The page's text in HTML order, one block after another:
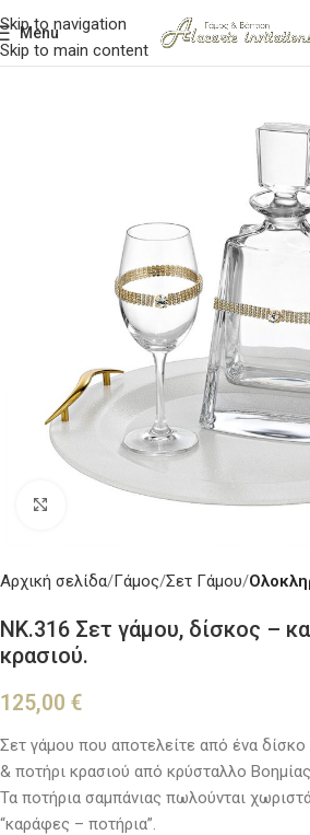
Skip to navigation
Skip to main content
Menu
Κλικ για μεγέθυνση
Αρχική σελίδα Γάμος Σετ Γάμου
NK.316 Σετ γάμου, δίσκος –
κρασιού.
125,00 €
Σετ γάμου που αποτελείτε από ένα
& ποτήρι κρασιού από κρύσταλλο
Τα ποτήρια σαμπάνιας πωλούνται
“καράφες – ποτήρια”.